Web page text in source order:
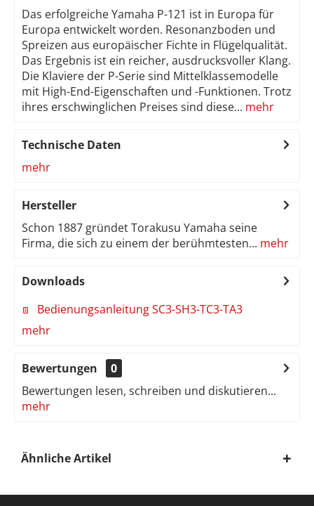
Das erfolgreiche Yamaha P-121 ist in Europa für
Europa entwickelt worden. Resonanzboden und
Spreizen aus europäischer Fichte in Flügelqualität.
Das Ergebnis ist ein reicher, ausdrucksvoller Klang.
Die Klaviere der P-Serie sind Mittelklassemodelle
mit High-End-Eigenschaften und -Funktionen. Trotz
ihres erschwinglichen Preises sind diese... mehr
Technische Daten
mehr
Hersteller
Schon 1887 gründet Torakusu Yamaha seine
Firma, die sich zu einem der berühmtesten... mehr
Downloads
Bedienungsanleitung SC3-SH3-TC3-TA3
mehr
Bewertungen
0
Bewertungen lesen, schreiben und diskutieren...
mehr
Ähnliche Artikel